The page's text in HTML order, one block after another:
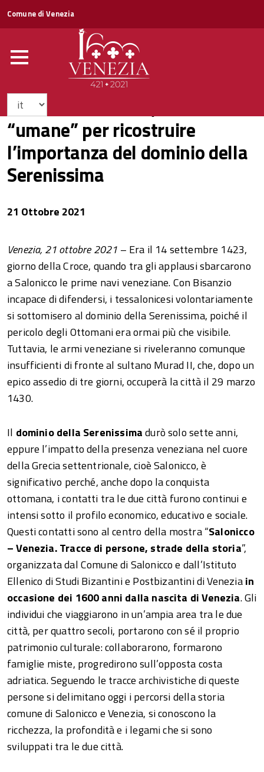
Comune di Venezia
Venezia-Salonicco, dalle tracce
“umane” per ricostruire
l’importanza del dominio della
Serenissima
21 Ottobre 2021
Venezia, 21 ottobre 2021 – Era il 14 settembre 1423,
giorno della Croce, quando tra gli applausi sbarcarono
a Salonicco le prime navi veneziane. Con Bisanzio
incapace di difendersi, i tessalonicesi volontariamente
si sottomisero al dominio della Serenissima, poiché il
pericolo degli Ottomani era ormai più che visibile.
Tuttavia, le armi veneziane si riveleranno comunque
insufficienti di fronte al sultano Murad II, che, dopo un
epico assedio di tre giorni, occuperà la città il 29 marzo
1430.
Il dominio della Serenissimadurò solo sette anni,
eppure l’impatto della presenza veneziana nel cuore
della Grecia settentrionale, cioè Salonicco, è
significativo perché, anche dopo la conquista
ottomana, i contatti tra le due città furono continui e
intensi sotto il profilo economico, educativo e sociale.
Questi contatti sono al centro della mostra “Salonicco
– Venezia. Tracce di persone, strade della storia”,
organizzata dal Comune di Salonicco e dall’Istituto
Ellenico di Studi Bizantini e Postbizantini di Veneziain
occasione dei 1600 anni dalla nascita di Venezia. Gli
individui che viaggiarono in un’ampia area tra le due
città, per quattro secoli, portarono con sé il proprio
patrimonio culturale: collaborarono, formarono
famiglie miste, progredirono sull’opposta costa
adriatica. Seguendo le tracce archivistiche di queste
persone si delimitano oggi i percorsi della storia
comune di Salonicco e Venezia, si conoscono la
ricchezza, la profondità e i legami che si sono
sviluppati tra le due città.